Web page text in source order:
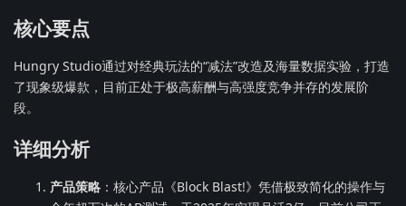
核心要点
Hungry Studio通过对经典玩法的“减法”改造及海量数据实验，打造
了现象级爆款，目前正处于极高薪酬与高强度竞争并存的发展阶
段。
详细分析
产品策略 ：核心产品《Block Blast!》凭借极致简化的操作与